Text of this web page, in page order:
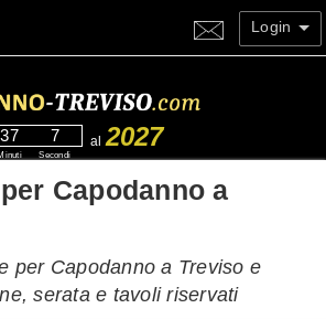
Login
37 6
Secondi
al 2027
Capodanno a
per Capodanno a Treviso e
serata e tavoli riservati